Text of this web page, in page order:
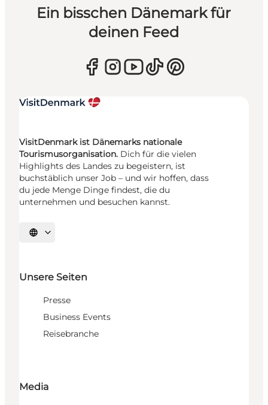
Ein bisschen Dänemark für
deinen Feed
VisitDenmark ist Dänemarks nationale
Tourismusorganisation. Dich für die vielen
Highlights des Landes zu begeistern, ist
buchstäblich unser Job – und wir hoffen, dass
du jede Menge Dinge findest, die du
unternehmen und besuchen kannst.
Sprache auswählen
Unsere Seiten
Presse
Business Events
Reisebranche
Media